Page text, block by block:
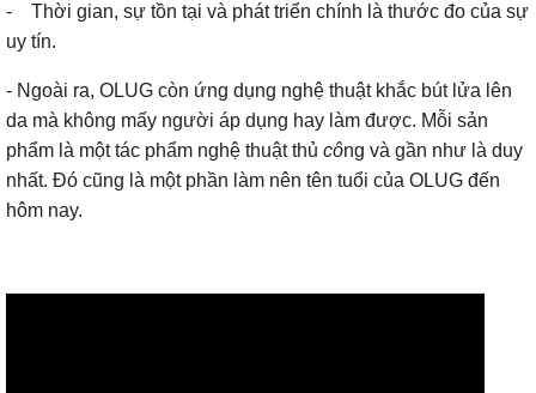
- Thời gian, sự tồn tại và phát triển chính là thước đo của sự
uy tín.
- Ngoài ra, OLUG còn ứng dụng nghệ thuật khắc bút lửa lên
da mà không mấy người áp dụng hay làm được. Mỗi sản
phẩm là một tác phẩm nghệ thuật thủ công và gần như là duy
nhất. Đó cũng là một phần làm nên tên tuổi của OLUG đến
hôm nay.